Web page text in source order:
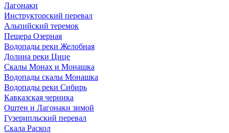
Лагонаки
Инструкторский перевал
Альпийский теремок
Пещера Озерная
Водопады реки Желобная
Долина реки Цице
Скалы Монах и Монашка
Водопады скалы Монашка
Водопады реки Сибирь
Кавказская черника
Оштен и Лагонаки зимой
Гузерипльский перевал
Скала Раскол